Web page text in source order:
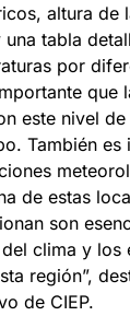
altura de
tabla
por
que
este nivel
También es
de estas
son
clima y los
región”,
de CIEP.